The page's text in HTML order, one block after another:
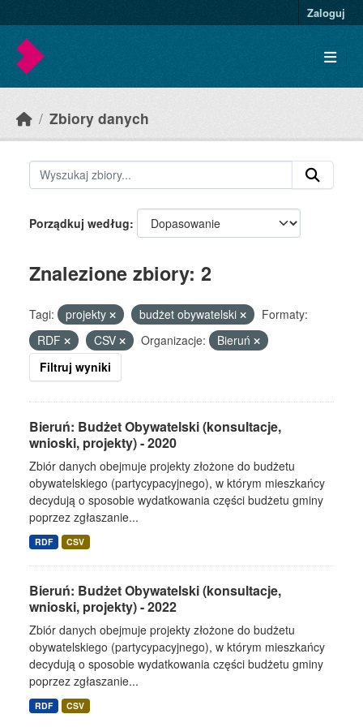
Zaloguj
Zbiory danych
Porządkuj według
Znalezione zbiory: 2
Tagi: projekty budżet obywatelski
Formaty:
RDF
CSV Organizacje:
Bieruń
Filtruj wyniki
Bieruń: Budżet Obywatelski (konsultacje,
wnioski, projekty) - 2020
Zbiór danych obejmuje projekty złożone do budżetu
obywatelskiego (partycypacyjnego), w którym mieszkańcy
decydują o sposobie wydatkowania części budżetu gminy
poprzez zgłaszanie...
RDF CSV
Bieruń: Budżet Obywatelski (konsultacje,
wnioski, projekty) - 2022
Zbiór danych obejmuje projekty złożone do budżetu
obywatelskiego (partycypacyjnego), w którym mieszkańcy
decydują o sposobie wydatkowania części budżetu gminy
poprzez zgłaszanie...
RDF CSV